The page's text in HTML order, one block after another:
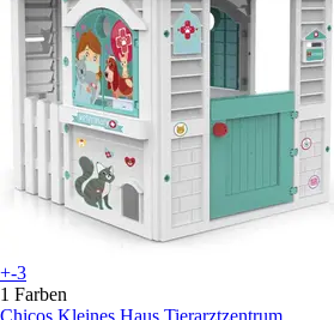
+-3
1 Farben
Chicos Kleines Haus Tierarztzentrum